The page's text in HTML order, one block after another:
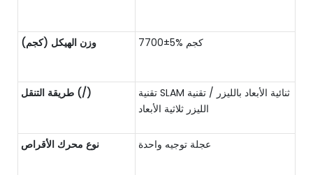
وزن الهيكل (كجم) 7700±5% كجم
طريقة التنقل (/)
تقنية SLAM ثنائية الأبعاد بالليزر / تقنية
الليزر ثلاثية الأبعاد
نوع محرك الأقراص عجلة توجيه واحدة